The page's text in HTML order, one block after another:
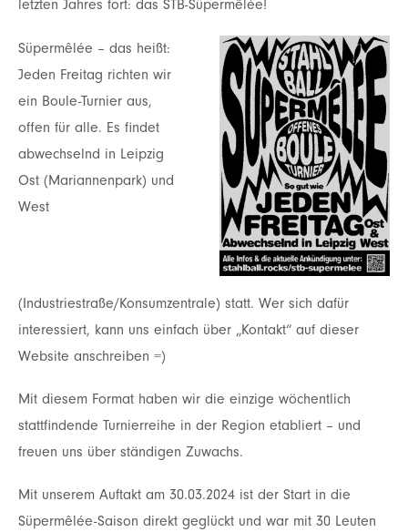
letzten Jahres fort: das STB-Süpermêlée!
Süpermêlée – das heißt:
Jeden Freitag richten wir
ein Boule-Turnier aus,
offen für alle. Es findet
abwechselnd in Leipzig
Ost (Mariannenpark) und
West
(Industriestraße/Konsumzentrale) statt. Wer sich dafür
interessiert, kann uns einfach über „Kontakt“ auf dieser
Website anschreiben =)
Mit diesem Format haben wir die einzige wöchentlich
stattfindende Turnierreihe in der Region etabliert – und
freuen uns über ständigen Zuwachs.
Mit unserem Auftakt am 30.03.2024 ist der Start in die
Süpermêlée-Saison direkt geglückt und war mit 30 Leuten